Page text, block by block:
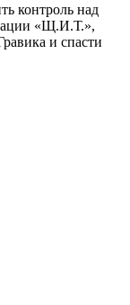
контроль над
«Щ.И.Т.»,
и спасти